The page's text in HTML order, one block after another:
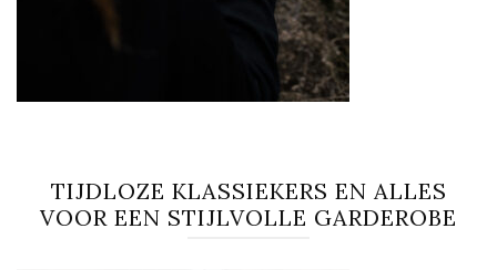
TIJDLOZE KLASSIEKERS EN ALLES
VOOR EEN STIJLVOLLE GARDEROBE